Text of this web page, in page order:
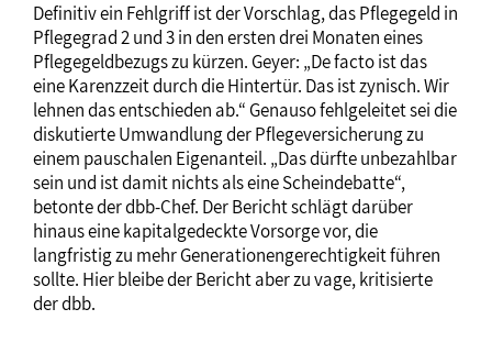
Definitiv ein Fehlgriff ist der Vorschlag, das Pflegegeld in
Pflegegrad 2 und 3 in den ersten drei Monaten eines
Pflegegeldbezugs zu kürzen. Geyer: „De facto ist das
eine Karenzzeit durch die Hintertür. Das ist zynisch. Wir
lehnen das entschieden ab.“ Genauso fehlgeleitet sei die
diskutierte Umwandlung der Pflegeversicherung zu
einem pauschalen Eigenanteil. „Das dürfte unbezahlbar
sein und ist damit nichts als eine Scheindebatte“,
betonte der dbb-Chef. Der Bericht schlägt darüber
hinaus eine kapitalgedeckte Vorsorge vor, die
langfristig zu mehr Generationengerechtigkeit führen
sollte. Hier bleibe der Bericht aber zu vage, kritisierte
der dbb.